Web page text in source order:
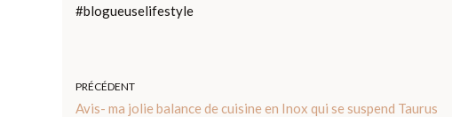
#blogueuselifestyle
PRÉCÉDENT
Avis- ma jolie balance de cuisine en Inox qui se suspend Taurus